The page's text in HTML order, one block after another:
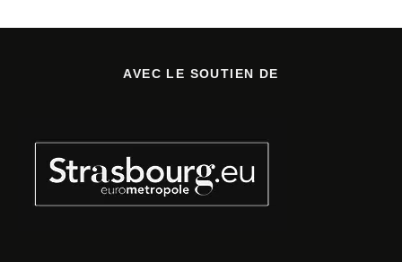
AVEC LE SOUTIEN DE